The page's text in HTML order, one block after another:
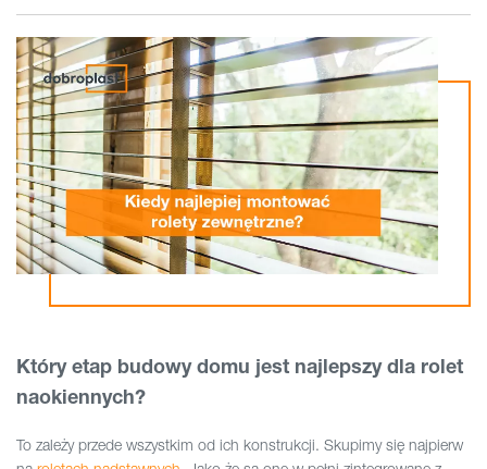
Który etap budowy domu jest najlepszy dla rolet
naokiennych?
To zależy przede wszystkim od ich konstrukcji. Skupimy się najpierw